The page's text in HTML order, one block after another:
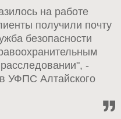
на работе
получили почту
безопасности
-
УФПС Алтайского